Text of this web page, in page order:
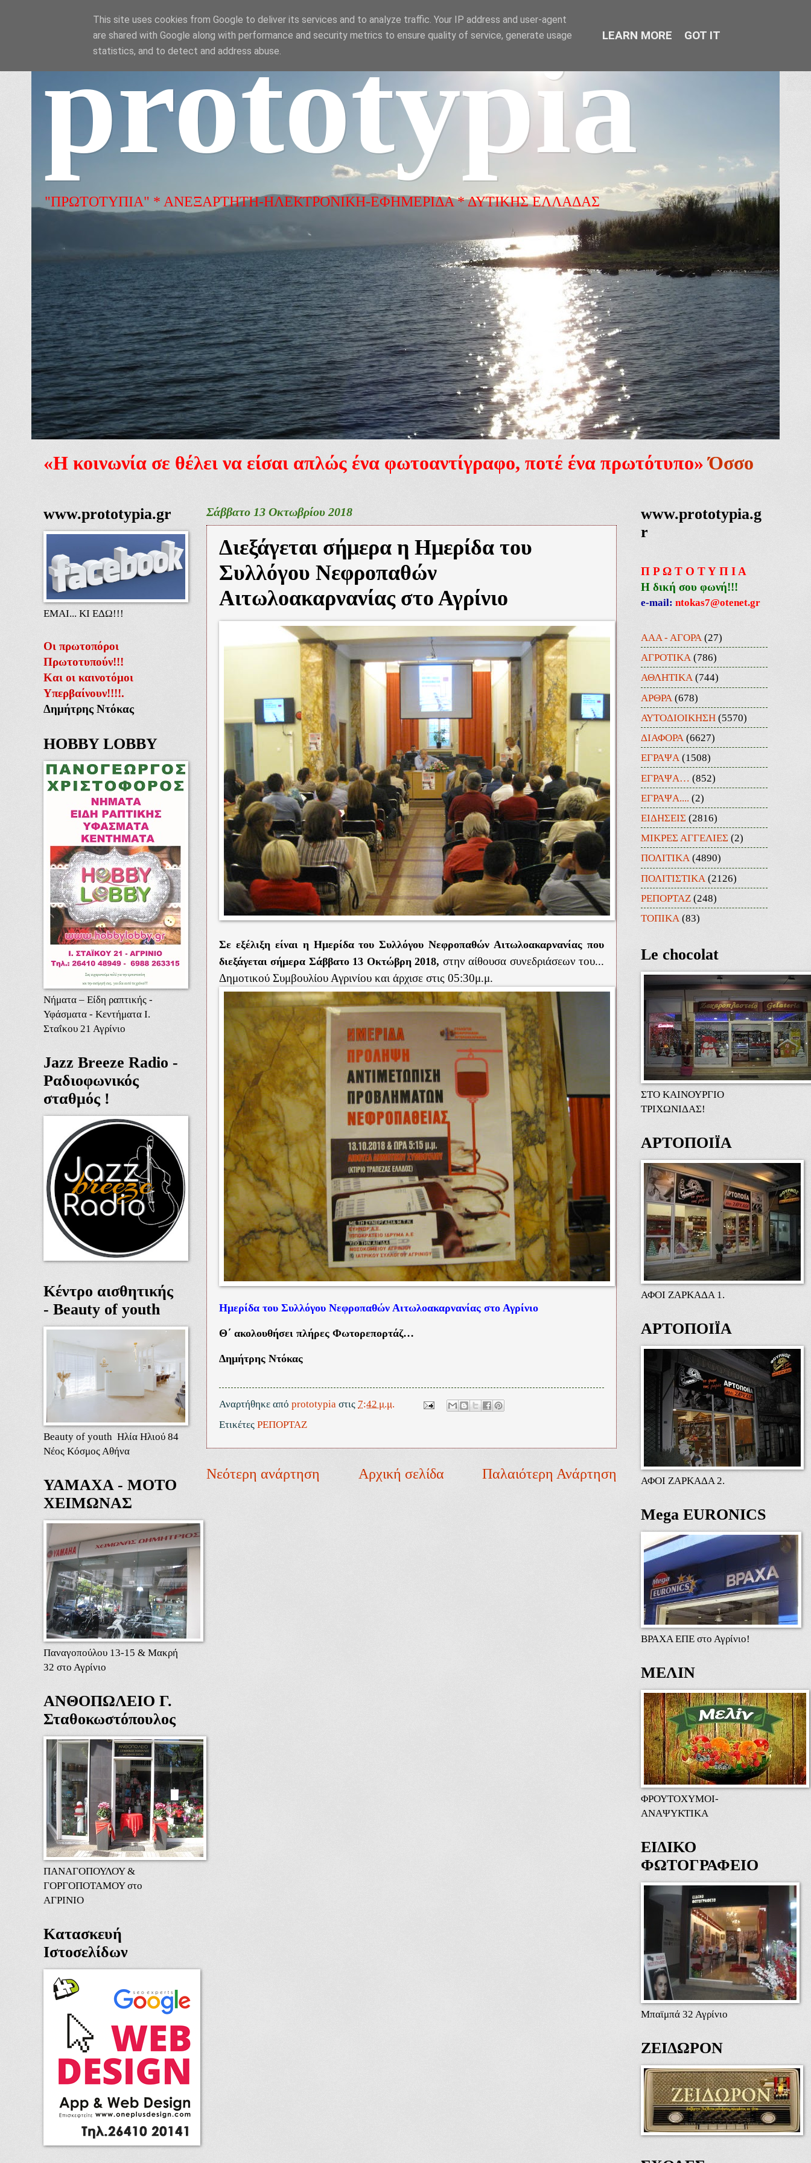
prototypia
"ΠΡΩΤΟΤΥΠΙΑ" * ΑΝΕΞΑΡΤΗΤΗ-ΗΛΕΚΤΡΟΝΙΚΗ-ΕΦΗΜΕΡΙΔΑ * ΔΥΤΙΚΗΣ ΕΛΛΑΔΑΣ
«Η κοινωνία σε θέλει να είσαι απλώς ένα φωτοαντίγραφο, ποτέ ένα πρωτότυπο» Όσσο
Σάββατο 13 Οκτωβρίου 2018
Διεξάγεται σήμερα η Ημερίδα του
Συλλόγου Νεφροπαθών
Αιτωλοακαρνανίας στο Αγρίνιο
Σε εξέλιξη είναι η Ημερίδα του Συλλόγου Νεφροπαθών Αιτωλοακαρνανίας που
διεξάγεται σήμερα Σάββατο 13 Οκτώβρη 2018, στην αίθουσα συνεδριάσεων του...
Δημοτικού Συμβουλίου Αγρινίου και άρχισε στις 05:30μ.μ.
Ημερίδα του Συλλόγου Νεφροπαθών Αιτωλοακαρνανίας στο Αγρίνιο
Θ΄ ακολουθήσει πλήρες Φωτορεπορτάζ…
Δημήτρης Ντόκας
Αναρτήθηκε από prototypia στις 7:42 μ.μ.
Ετικέτες ΡΕΠΟΡΤΑΖ
Νεότερη ανάρτηση Παλαιότερη Ανάρτηση
Αρχική σελίδα
www.prototypia.gr
ΕΜΑΙ... ΚΙ ΕΔΩ!!!
Οι πρωτοπόροι
Πρωτοτυπούν!!!
Και οι καινοτόμοι
Υπερβαίνουν!!!!.
Δημήτρης Ντόκας
HOBBY LOBBY
Νήματα – Είδη ραπτικής -
Υφάσματα - Κεντήματα Ι.
Σταΐκου 21 Αγρίνιο
Jazz Breeze Radio -
Ραδιοφωνικός
σταθμός !
Κέντρο αισθητικής
- Beauty of youth
Beauty of youth Ηλία Ηλιού 84
Νέος Κόσμος Αθήνα
ΥΑΜΑΧΑ - ΜΟΤΟ
ΧΕΙΜΩΝΑΣ
Παναγοπούλου 13-15 & Μακρή
32 στο Αγρίνιο
ΑΝΘΟΠΩΛΕΙΟ Γ.
Σταθοκωστόπουλος
ΠΑΝΑΓΟΠΟΥΛΟΥ &
ΓΟΡΓΟΠΟΤΑΜΟΥ στο
ΑΓΡΙΝΙΟ
Κατασκευή
Ιστοσελίδων
www.prototypia.g
r
Π Ρ Ω Τ Ο Τ Υ Π Ι Α
Η δική σου φωνή!!!
e-mail: ntokas7@otenet.gr
ΑΑΑ - ΑΓΟΡΑ (27)
ΑΓΡΟΤΙΚΑ (786)
ΑΘΛΗΤΙΚΑ (744)
ΑΡΘΡΑ (678)
ΑΥΤΟΔΙΟΙΚΗΣΗ (5570)
ΔΙΑΦΟΡΑ (6627)
ΕΓΡΑΨΑ (1508)
ΕΓΡΑΨΑ… (852)
ΕΓΡΑΨΑ.... (2)
ΕΙΔΗΣΕΙΣ (2816)
ΜΙΚΡΕΣ ΑΓΓΕΛΙΕΣ (2)
ΠΟΛΙΤΙΚΑ (4890)
ΠΟΛΙΤΙΣΤΙΚΑ (2126)
ΡΕΠΟΡΤΑΖ (248)
ΤΟΠΙΚΑ (83)
Le chocolat
ΣΤΟ ΚΑΙΝΟΥΡΓΙΟ
ΤΡΙΧΩΝΙΔΑΣ!
ΑΡΤΟΠΟΙΪΑ
ΑΦΟΙ ΖΑΡΚΑΔΑ 1.
ΑΡΤΟΠΟΙΪΑ
ΑΦΟΙ ΖΑΡΚΑΔΑ 2.
Mega EURONICS
ΒΡΑΧΑ ΕΠΕ στο Αγρίνιο!
ΜΕΛΙΝ
ΦΡΟΥΤΟΧΥΜΟΙ-
ΑΝΑΨΥΚΤΙΚΑ
ΕΙΔΙΚΟ
ΦΩΤΟΓΡΑΦΕΙΟ
Μπαϊμπά 32 Αγρίνιο
ΖΕΙΔΩΡΟΝ
This site uses cookies from Google to deliver its services and to analyze traffic. Your IP address and user-agent
are shared with Google along with performance and security metrics to ensure quality of service, generate usage
statistics, and to detect and address abuse.
LEARN MORE GOT IT